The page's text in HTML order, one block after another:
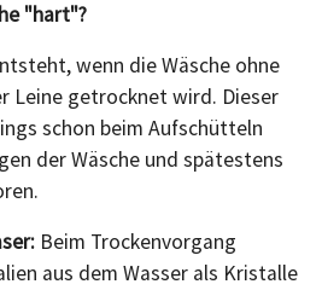
"hart"?
wenn die Wäsche ohne
Leine getrocknet wird. Dieser
schon beim Aufschütteln
der Wäsche und spätestens
Beim Trockenvorgang
aus dem Wasser als Kristalle